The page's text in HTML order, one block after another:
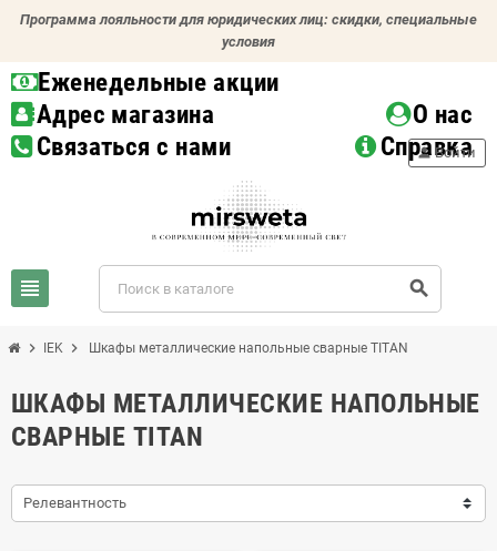
Программа лояльности для юридических лиц: скидки, специальные
условия
Еженедельные акции
Адрес магазина
О нас
Связаться с нами
Справка
view_headline search
person Войти
chevron_right IEK chevron_right Шкафы металлические напольные сварные TITAN
ШКАФЫ МЕТАЛЛИЧЕСКИЕ НАПОЛЬНЫЕ
СВАРНЫЕ TITAN
Релевантность